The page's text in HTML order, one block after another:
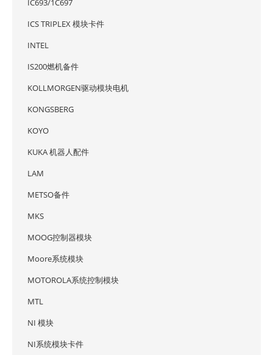
IC693/1C697
ICS TRIPLEX 模块卡件
INTEL
IS200燃机备件
KOLLMORGEN驱动模块电机
KONGSBERG
KOYO
KUKA 机器人配件
LAM
METSO备件
MKS
MOOG控制器模块
Moore系统模块
MOTOROLA系统控制模块
MTL
NI 模块
NI系统模块卡件